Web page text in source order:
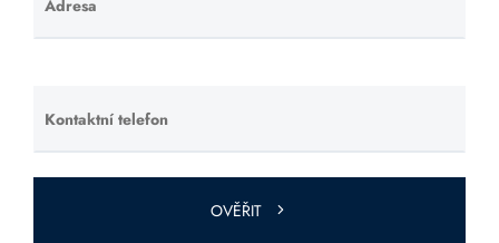
Adresa
Ponechte
toto pole
Kontaktní telefon
Ponechte
toto pole
prázdné.
OVĚŘIT